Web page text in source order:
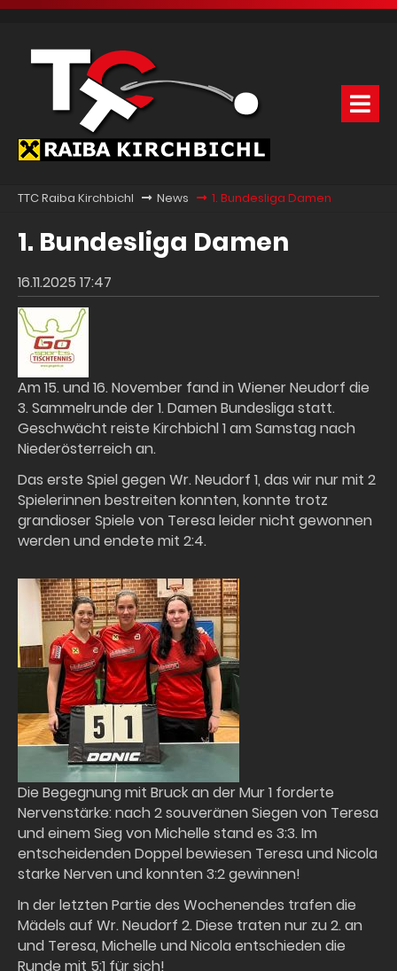
TTC Raiba Kirchbichl News 1. Bundesliga Damen
1. Bundesliga Damen
16.11.2025 17:47
Am 15. und 16. November fand in Wiener Neudorf die
3. Sammelrunde der 1. Damen Bundesliga statt.
Geschwächt reiste Kirchbichl 1 am Samstag nach
Niederösterreich an.
Das erste Spiel gegen Wr. Neudorf 1, das wir nur mit 2
Spielerinnen bestreiten konnten, konnte trotz
grandioser Spiele von Teresa leider nicht gewonnen
werden und endete mit 2:4.
Die Begegnung mit Bruck an der Mur 1 forderte
Nervenstärke: nach 2 souveränen Siegen von Teresa
und einem Sieg von Michelle stand es 3:3. Im
entscheidenden Doppel bewiesen Teresa und Nicola
starke Nerven und konnten 3:2 gewinnen!
In der letzten Partie des Wochenendes trafen die
Mädels auf Wr. Neudorf 2. Diese traten nur zu 2. an
und Teresa, Michelle und Nicola entschieden die
Runde mit 5:1 für sich!